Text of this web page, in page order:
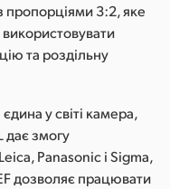
3:2, яке
та роздільну
у світі камера,
дає змогу
Panasonic і Sigma,
дозволяє працювати